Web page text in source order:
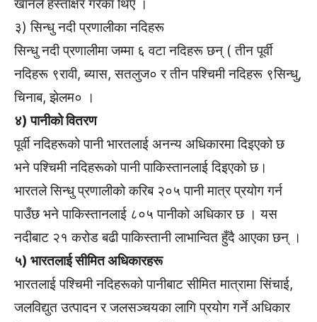
खानले हस्ताक्षर गरेका थिए ।
३) सिन्धु नदी प्रणालीका नदिहरू
सिन्धु नदी प्रणालीमा जम्मा ६ वटा नदिहरू छन् ( तीन पूर्वी
नदिहरू ९रावी, ब्यास, सतलुज० र तीन पश्चिमी नदिहरू ९सिन्धु,
चिनाब, झेलम० ।
४) पानीको वितरण
पूर्वी नदिहरूको पानी भारतलाई अनन्य अधिकारमा दिइएको छ
भने पश्चिमी नदिहरूको पानी पाकिस्तानलाई दिइएको छ।
भारतले सिन्धु प्रणालीको करिब २०५ पानी मात्र प्रयोग गर्न
पाउँछ भने पाकिस्तानलाई ८०५ पानीको अधिकार छ । यस
नदीबाट २१ करोड बढी पाकिस्तानी लाभान्वित हुँदै आएका छन् ।
५) भारतलाई सीमित अधिकारहरू
भारतलाई पश्चिमी नदिहरूको पानीबाट सीमित मात्रामा सिंचाई,
जलविद्युत उत्पादन र जलसञ्चयका लागि प्रयोग गर्ने अधिकार